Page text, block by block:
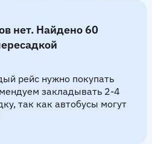
нет. Найдено 60
рейс нужно покупать
закладывать 2-4
так как автобусы могут